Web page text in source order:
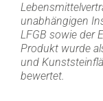
unabhängigen
LFGB sowie der
Produkt wurde
und
bewertet.